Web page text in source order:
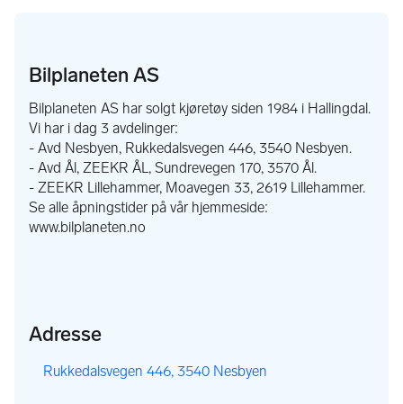
Bilplaneten AS
Bilplaneten AS har solgt kjøretøy siden 1984 i Hallingdal.
Vi har i dag 3 avdelinger:
- Avd Nesbyen, Rukkedalsvegen 446, 3540 Nesbyen.
- Avd Ål, ZEEKR ÅL, Sundrevegen 170, 3570 Ål.
- ZEEKR Lillehammer, Moavegen 33, 2619 Lillehammer.
Se alle åpningstider på vår hjemmeside:
www.bilplaneten.no
Adresse
Rukkedalsvegen 446, 3540 Nesbyen